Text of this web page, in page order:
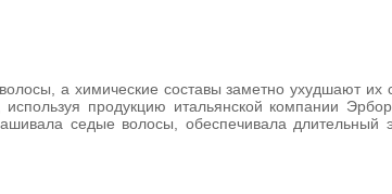
а химические составы заметно ухудшают их
продукцию итальянской компании
седые волосы, обеспечивала длительный